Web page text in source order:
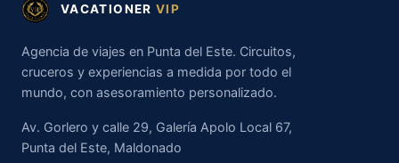
VACATIONER VIP
Agencia de viajes en Punta del Este. Circuitos,
cruceros y experiencias a medida por todo el
mundo, con asesoramiento personalizado.
Av. Gorlero y calle 29, Galería Apolo Local 67,
Punta del Este, Maldonado